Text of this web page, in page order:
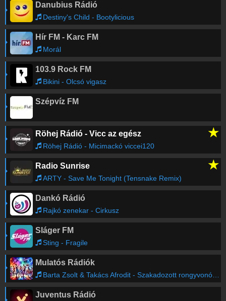
Danubius Rádió
Destiny's Child - Bootylicious
Hír FM - Karc FM
Morál
103.9 Rock FM
Bikini - Olcsó vigasz
Szépvíz FM
Röhej Rádió - Vicc az egész ★
Röhej Rádió - Micimackó viccei120
Radio Sunrise ★
ARTY - Save Me Tonight (Tensnake Remix)
Dankó Rádió
Rajkó zenekar - Cirkusz
Sláger FM
Sting - Fragile
Mulatós Rádiók
Barta Zsolt & Takács Afrodit - Szakadozott rongyvonódat mit
Juventus Rádió